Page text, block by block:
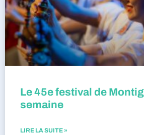
Le 45e festival de
semaine
LIRE LA SUITE »